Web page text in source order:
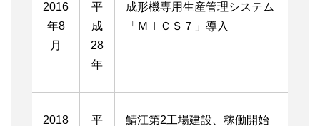
2016
年8
月
平
成
28
年
成形機専用生産管理システム
「ＭＩＣＳ７」導入
2018
平
鯖江第2工場建設、稼働開始